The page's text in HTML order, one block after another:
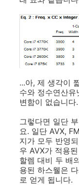
...아, 제 생각이
수와 정수연산
변함이 없습니다.
그렇다면 일단
요. 일단 AVX,
지가 모두 반영
우 AVX가 적용
할렘 대비 두 배
용된 하스웰은
로 얻게 됩니다.